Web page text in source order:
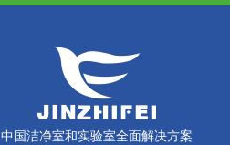
中国洁净室和实验室全面解决方案